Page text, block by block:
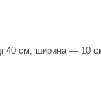
40 см, ширина — 10